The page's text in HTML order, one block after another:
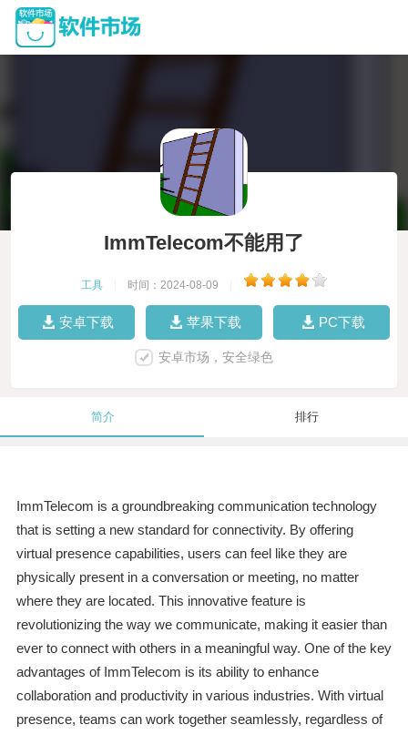
ImmTelecom不能用了
工具 时间：2024-08-09
安卓下载 苹果下载 PC下载
安卓市场，安全绿色
简介 排行
ImmTelecom is a groundbreaking communication technology
that is setting a new standard for connectivity. By offering
virtual presence capabilities, users can feel like they are
physically present in a conversation or meeting, no matter
where they are located. This innovative feature is
revolutionizing the way we communicate, making it easier than
ever to connect with others in a meaningful way. One of the key
advantages of ImmTelecom is its ability to enhance
collaboration and productivity in various industries. With virtual
presence, teams can work together seamlessly, regardless of